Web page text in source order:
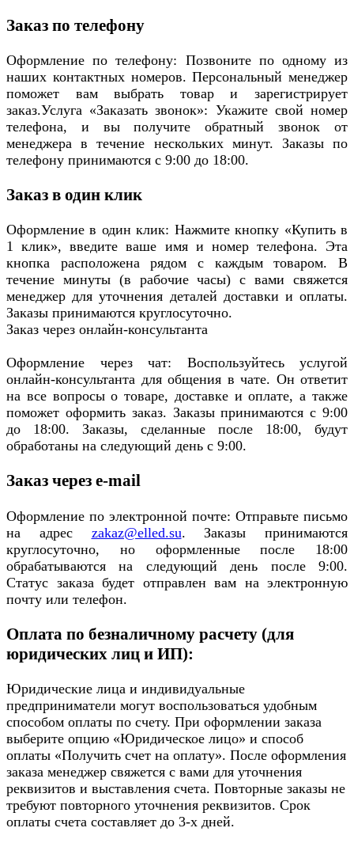
Заказ по телефону
Оформление по телефону: Позвоните по одному из
наших контактных номеров. Персональный менеджер
поможет вам выбрать товар и зарегистрирует
заказ.Услуга «Заказать звонок»: Укажите свой номер
телефона, и вы получите обратный звонок от
менеджера в течение нескольких минут. Заказы по
телефону принимаются с 9:00 до 18:00.
Заказ в один клик
Оформление в один клик: Нажмите кнопку «Купить в
1 клик», введите ваше имя и номер телефона. Эта
кнопка расположена рядом с каждым товаром. В
течение минуты (в рабочие часы) с вами свяжется
менеджер для уточнения деталей доставки и оплаты.
Заказы принимаются круглосуточно.
Заказ через онлайн-консультанта
Оформление через чат: Воспользуйтесь услугой
онлайн-консультанта для общения в чате. Он ответит
на все вопросы о товаре, доставке и оплате, а также
поможет оформить заказ. Заказы принимаются с 9:00
до 18:00. Заказы, сделанные после 18:00, будут
обработаны на следующий день с 9:00.
Заказ через e-mail
Оформление по электронной почте: Отправьте письмо
на адрес zakaz@elled.su. Заказы принимаются
круглосуточно, но оформленные после 18:00
обрабатываются на следующий день после 9:00.
Статус заказа будет отправлен вам на электронную
почту или телефон.
Оплата по безналичному расчету (для
юридических лиц и ИП):
Юридические лица и индивидуальные
предприниматели могут воспользоваться удобным
способом оплаты по счету. При оформлении заказа
выберите опцию «Юридическое лицо» и способ
оплаты «Получить счет на оплату». После оформления
заказа менеджер свяжется с вами для уточнения
реквизитов и выставления счета. Повторные заказы не
требуют повторного уточнения реквизитов. Срок
оплаты счета составляет до 3-х дней.